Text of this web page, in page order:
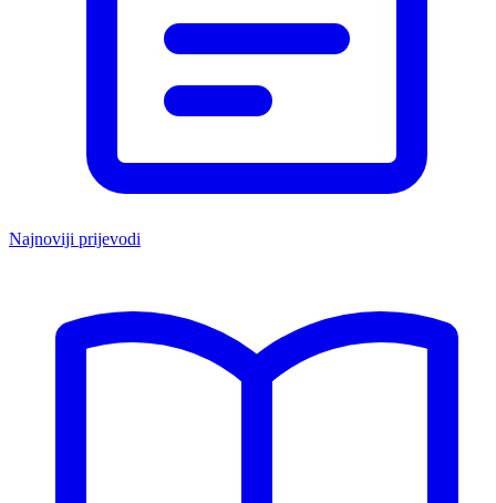
Najnoviji prijevodi